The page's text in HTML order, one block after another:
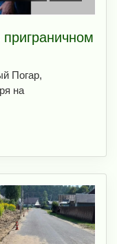
Погар,
на